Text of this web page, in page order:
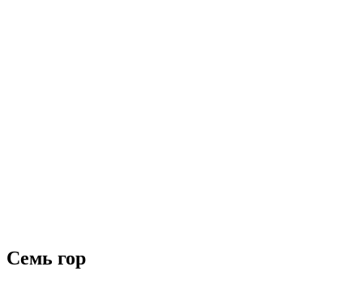
Семь гор